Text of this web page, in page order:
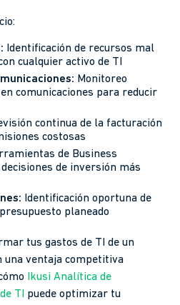
Identificación de recursos mal
cualquier activo de TI
Monitoreo
comunicaciones para reducir
continua de la facturación
costosas
de Business
de inversión más
Identificación oportuna de
planeado
tus gastos de TI de un
una ventaja competitiva
Ikusi Analítica de
TI puede optimizar tu